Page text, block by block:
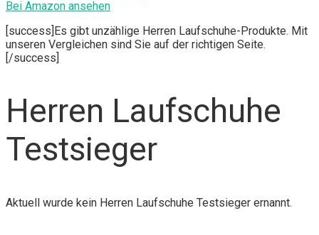
Bei Amazon ansehen
[success]Es gibt unzählige Herren Laufschuhe-Produkte. Mit
unseren Vergleichen sind Sie auf der richtigen Seite.
[/success]
Herren Laufschuhe
Testsieger
Aktuell wurde kein Herren Laufschuhe Testsieger ernannt.